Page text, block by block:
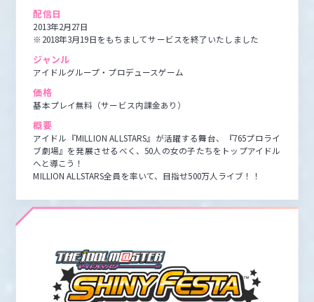
配信日
2013年2月27日
※2018年3月19日をもちましてサービスを終了いたしました
ジャンル
アイドルグループ・プロデュースゲーム
価格
基本プレイ無料（サービス内課金あり）
概要
アイドル『MILLION ALLSTARS』が活躍する舞台、『765プロライ
ブ劇場』を発展させるべく、50人の女の子たちをトップアイドル
へと導こう！
MILLION ALLSTARS全員を率いて、目指せ500万人ライブ！！